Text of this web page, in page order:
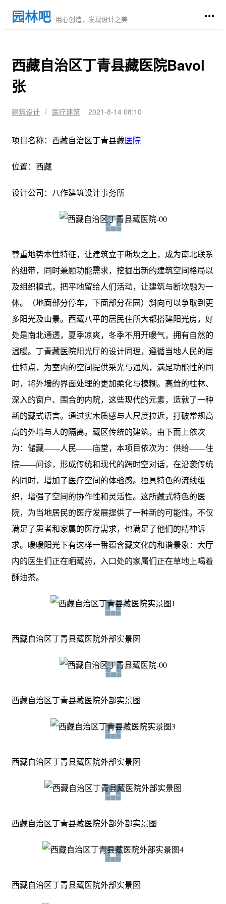
园林吧 用心创造，发现设计之美
西藏自治区丁青县藏医院Bavol
张
建筑设计 / 医疗建筑 2021-8-14 08:10
项目名称：西藏自治区丁青县藏医院
位置：西藏
设计公司：八作建筑设计事务所
尊重地势本性特征，让建筑立于断坎之上，成为南北联系
的纽带，同时兼顾功能需求，挖掘出新的建筑空间格局以
及组织模式，把平地留给人们活动，让建筑与断坎融为一
体。（地面部分停车，下面部分花园）斜向可以争取到更
多阳光及山景。西藏八平的居民住所大都搭建阳光房，好
处是南北通透，夏季凉爽，冬季不用开暖气，拥有自然的
温暖。丁青藏医院阳光厅的设计同理，遵循当地人民的居
住特点，为室内的空间提供采光与通风，满足功能性的同
时，将外墙的界面处理的更加柔化与模糊。高耸的柱林、
深入的窗户、围合的内院，这些现代的元素，造就了一种
新的藏式语言。通过实木质感与人尺度拉近，打破常规高
高的外墙与人的隔离。藏区传统的建筑，由下而上依次
为：储藏——人民——庙堂，本项目依次为：供给——住
院——问诊，形成传统和现代的跨时空对话，在沿袭传统
的同时，增加了医疗空间的体验感。独具特色的流线组
织，增强了空间的协作性和灵活性。这所藏式特色的医
院，为当地居民的医疗发展提供了一种新的可能性。不仅
满足了患者和家属的医疗需求，也满足了他们的精神诉
求。暖暖阳光下有这样一番蕴含藏文化的和谐景象：大厅
内的医生们正在晒藏药，入口处的家属们正在草地上喝着
酥油茶。
西藏自治区丁青县藏医院外部实景图
西藏自治区丁青县藏医院外部实景图
西藏自治区丁青县藏医院外部实景图
西藏自治区丁青县藏医院外部外部实景图
西藏自治区丁青县藏医院外部实景图